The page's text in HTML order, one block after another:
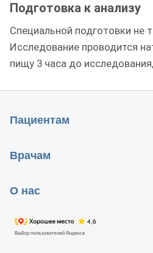
Подготовка к анализу
Специальной подготовки не
Исследование проводится
пищу 3 часа до
Пациентам
Врачам
О нас